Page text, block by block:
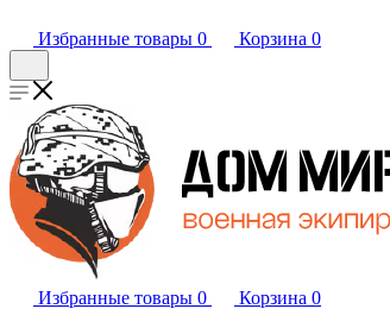
Избранные товары 0 Корзина 0
Избранные товары 0 Корзина 0